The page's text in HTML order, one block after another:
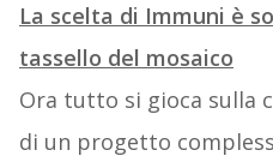
La scelta di Immuni è
tassello del mosaico
Ora tutto si gioca sulla
di un progetto